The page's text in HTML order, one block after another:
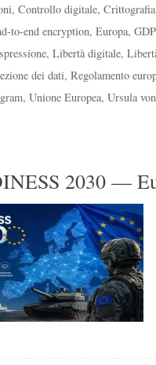
, Controllo digitale, Crittografia
to-end encryption, Europa,
, Libertà digitale,
dei dati, Regolamento
, Unione Europea, Ursula
2030 —